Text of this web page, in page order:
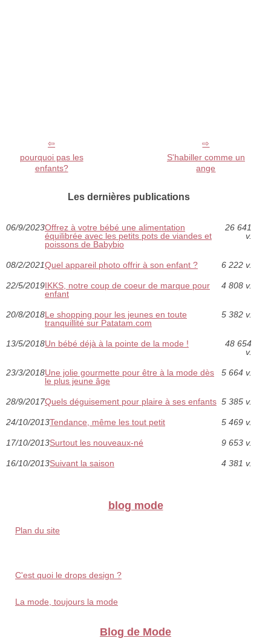
pourquoi pas les
enfants?
S'habiller comme un
ange
Les dernières publications
06/9/2023Offrez à votre bébé une alimentation
équilibrée avec les petits pots de viandes et
poissons de Babybio
26 641
v.
08/2/2021Quel appareil photo offrir à son enfant ? 6 222 v.
22/5/2019IKKS, notre coup de coeur de marque pour
enfant
4 808 v.
20/8/2018Le shopping pour les jeunes en toute
tranquillité sur Patatam.com
5 382 v.
13/5/2018Un bébé déjà à la pointe de la mode !
48 654
v.
23/3/2018Une jolie gourmette pour être à la mode dès
le plus jeune âge
5 664 v.
28/9/2017Quels déguisement pour plaire à ses enfants 5 385 v.
24/10/2013Tendance, même les tout petit 5 469 v.
17/10/2013Surtout les nouveaux-né 9 653 v.
16/10/2013Suivant la saison 4 381 v.
blog mode
Plan du site
C'est quoi le drops design ?
La mode, toujours la mode
Blog de Mode